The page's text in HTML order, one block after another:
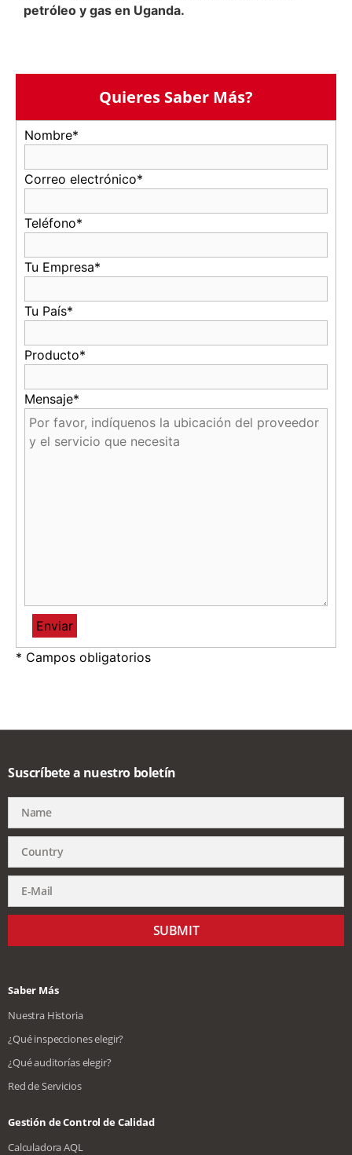
petróleo y gas en Uganda.
Quieres Saber Más?
Nombre*
Correo electrónico*
Teléfono*
Tu Empresa*
Tu País*
Producto*
Mensaje*
* Campos obligatorios
Suscríbete a nuestro boletín
SUBMIT
Saber Más
Nuestra Historia
¿Qué inspecciones elegir?
¿Qué auditorías elegir?
Red de Servicios
Gestión de Control de Calidad
Calculadora AQL